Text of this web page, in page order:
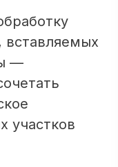
вставляемых
—
участков